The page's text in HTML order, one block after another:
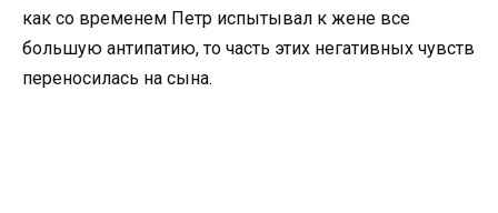
как со временем Петр испытывал к жене все
большую антипатию, то часть этих негативных чувств
переносилась на сына.